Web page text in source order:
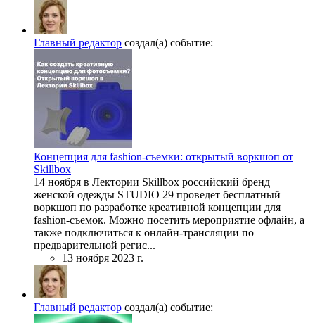
Главный редактор создал(а) событие:
Концепция для fashion-съемки: открытый воркшоп от
Skillbox
14 ноября в Лектории Skillbox российский бренд
женской одежды STUDIO 29 проведет бесплатный
воркшоп по разработке креативной концепции для
fashion-съемок. Можно посетить мероприятие офлайн, а
также подключиться к онлайн-трансляции по
предварительной регис...
13 ноября 2023 г.
Главный редактор создал(а) событие: